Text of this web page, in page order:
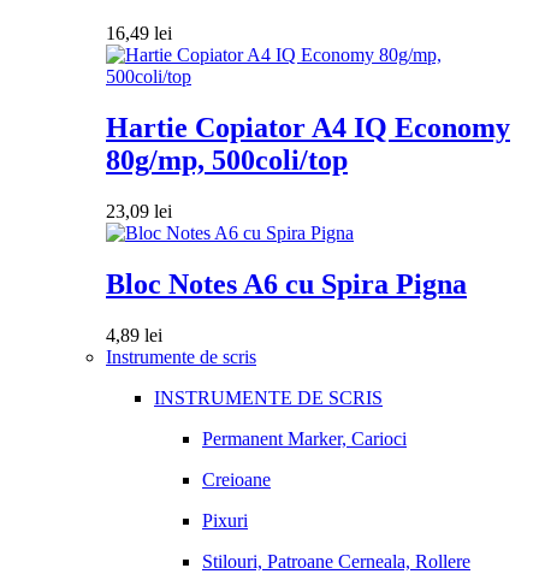
16,49 lei
Hartie Copiator A4 IQ Economy
80g/mp, 500coli/top
23,09 lei
Bloc Notes A6 cu Spira Pigna
4,89 lei
Instrumente de scris
INSTRUMENTE DE SCRIS
Permanent Marker, Carioci
Creioane
Pixuri
Stilouri, Patroane Cerneala, Rollere